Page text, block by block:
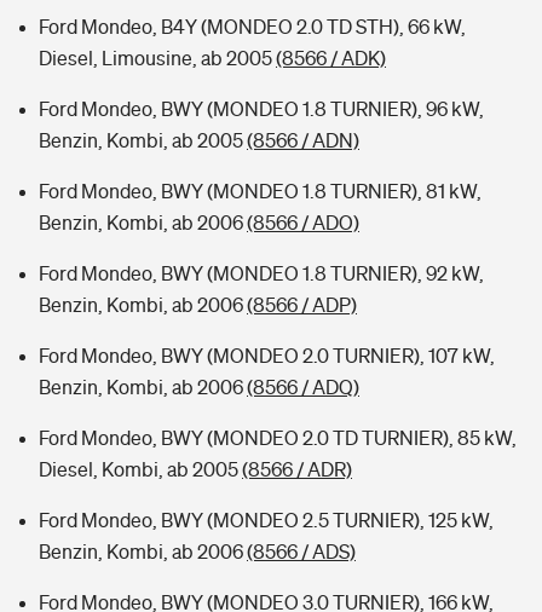
Ford Mondeo, B4Y (MONDEO 2.0 TD STH), 66 kW,
Diesel, Limousine, ab 2005(8566 / ADK)
Ford Mondeo, BWY (MONDEO 1.8 TURNIER), 96 kW,
Benzin, Kombi, ab 2005(8566 / ADN)
Ford Mondeo, BWY (MONDEO 1.8 TURNIER), 81 kW,
Benzin, Kombi, ab 2006(8566 / ADO)
Ford Mondeo, BWY (MONDEO 1.8 TURNIER), 92 kW,
Benzin, Kombi, ab 2006(8566 / ADP)
Ford Mondeo, BWY (MONDEO 2.0 TURNIER), 107 kW,
Benzin, Kombi, ab 2006(8566 / ADQ)
Ford Mondeo, BWY (MONDEO 2.0 TD TURNIER), 85 kW,
Diesel, Kombi, ab 2005(8566 / ADR)
Ford Mondeo, BWY (MONDEO 2.5 TURNIER), 125 kW,
Benzin, Kombi, ab 2006(8566 / ADS)
Ford Mondeo, BWY (MONDEO 3.0 TURNIER), 166 kW,